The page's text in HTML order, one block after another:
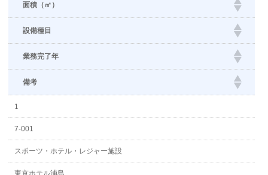
面積（㎡）
設備種目
業務完了年
備考
1
7-001
スポーツ・ホテル・レジャー施設
東京ホテル浦島